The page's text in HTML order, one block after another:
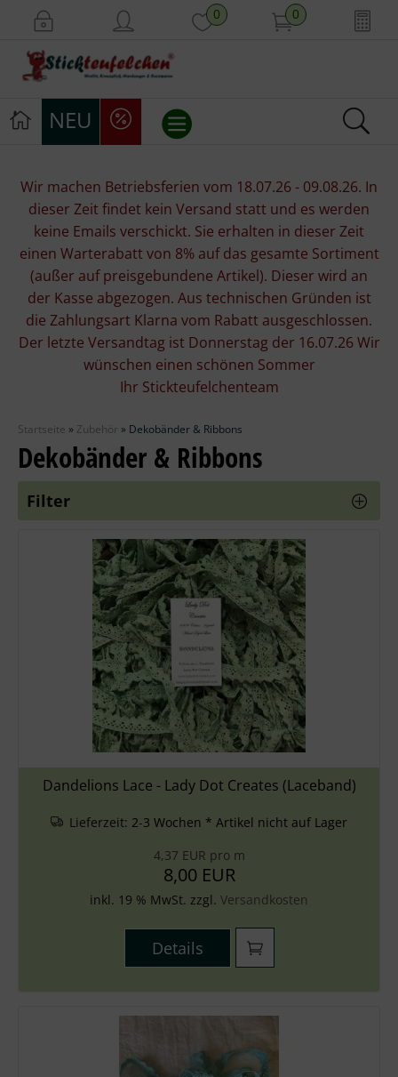
0 0
NEU
Stickpackungen
Stickgarne
Stoffe
Mill Hill Beads
Wolle
Stricknadeln
Knüpfpackungen
Ausverkauf
Wir machen Betriebsferien vom 18.07.26 - 09.08.26. In
dieser Zeit findet kein Versand statt und es werden
keine Emails verschickt. Sie erhalten in dieser Zeit
einen Warterabatt von 8% auf das gesamte Sortiment
(außer auf preisgebundene Artikel). Dieser wird an
der Kasse abgezogen. Aus technischen Gründen ist
die Zahlungsart Klarna vom Rabatt ausgeschlossen.
Der letzte Versandtag ist Donnerstag der 16.07.26 Wir
wünschen einen schönen Sommer
Ihr Stickteufelchenteam
Startseite » Zubehör » Dekobänder & Ribbons
Dekobänder & Ribbons
Filter
Dandelions Lace - Lady Dot Creates (Laceband)
Lieferzeit: 2-3 Wochen * Artikel nicht auf Lager
4,37 EUR pro m
8,00 EUR
inkl. 19 % MwSt. zzgl. Versandkosten
Details